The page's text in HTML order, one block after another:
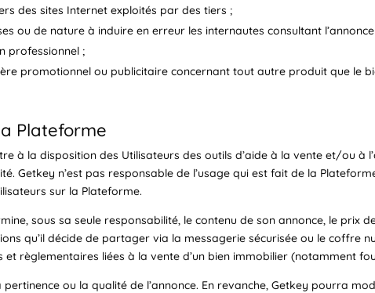
des sites Internet exploités par des tiers ;
ou de nature à induire en erreur les internautes consultant
professionnel ;
promotionnel ou publicitaire concernant tout autre produit que le
Plateforme
à la disposition des Utilisateurs des outils d’aide à la vente et/ou à
Getkey n’est pas responsable de l’usage qui est fait de la
sur la Plateforme.
sous sa seule responsabilité, le contenu de son annonce, le prix
qu’il décide de partager via la messagerie sécurisée ou le coffre
et règlementaires liées à la vente d’un bien immobilier (notamment
pertinence ou la qualité de l’annonce. En revanche, Getkey pourra